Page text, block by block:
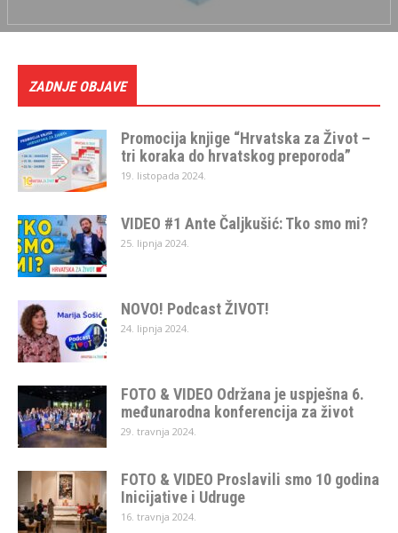
ZADNJE OBJAVE
Promocija knjige “Hrvatska za Život –
tri koraka do hrvatskog preporoda”
19. listopada 2024.
VIDEO #1 Ante Čaljkušić: Tko smo mi?
25. lipnja 2024.
NOVO! Podcast ŽIVOT!
24. lipnja 2024.
FOTO & VIDEO Održana je uspješna 6.
međunarodna konferencija za život
29. travnja 2024.
FOTO & VIDEO Proslavili smo 10 godina
Inicijative i Udruge
16. travnja 2024.